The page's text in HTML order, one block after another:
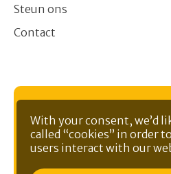
Steun ons
Contact
With your consent, we’d
called “cookies” in order
users interact with our